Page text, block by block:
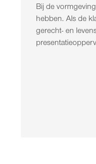
Bij de
hebben. Als de
gerecht- en